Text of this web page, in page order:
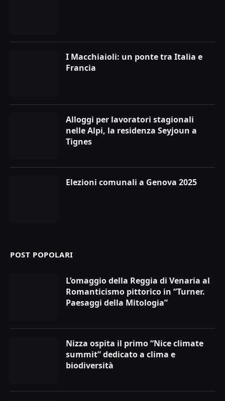
I Macchiaioli: un ponte tra Italia e
Francia
Alloggi per lavoratori stagionali
nelle Alpi, la residenza Seyjoun a
Tignes
Elezioni comunali a Genova 2025
POST POPOLARI
L’omaggio della Reggia di Venaria al
Romanticismo pittorico in “Turner.
Paesaggi della Mitologia”
Nizza ospita il primo “Nice climate
summit” dedicato a clima e
biodiversità